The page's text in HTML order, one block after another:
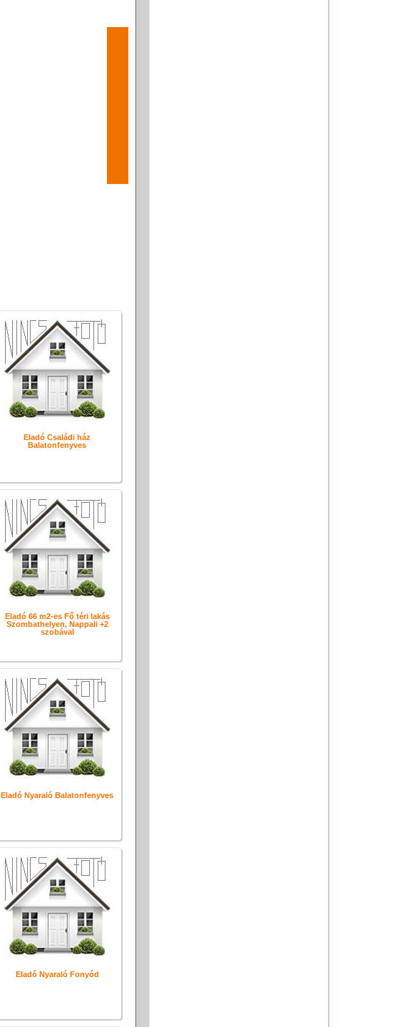
Eladó Családi ház
Balatonfenyves
Eladó 66 m2-es Fő téri lakás
Szombathelyen, Nappali +2
szobával
Eladó Nyaraló Balatonfenyves
Eladó Nyaraló Fonyód